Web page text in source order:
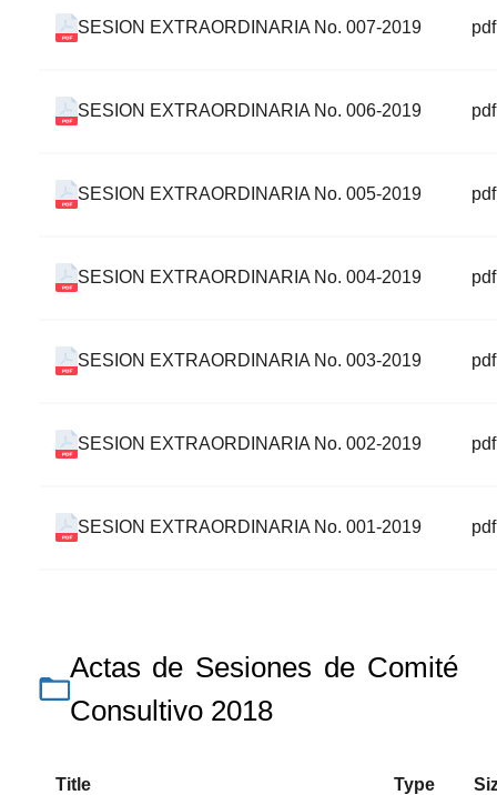
SESION EXTRAORDINARIA No. 007-2019 pdf
SESION EXTRAORDINARIA No. 006-2019 pdf
SESION EXTRAORDINARIA No. 005-2019 pdf
SESION EXTRAORDINARIA No. 004-2019 pdf
SESION EXTRAORDINARIA No. 003-2019 pdf
SESION EXTRAORDINARIA No. 002-2019 pdf
SESION EXTRAORDINARIA No. 001-2019 pdf
Actas de Sesiones de Comité
Consultivo 2018
Title Type